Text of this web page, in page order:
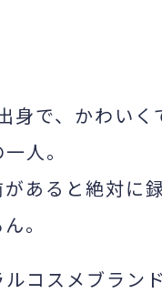
身で、かわい
人。
あると絶対に
。
コスメブランド